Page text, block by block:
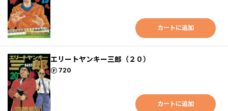
カートに追加
エリートヤンキー三郎（２０）
720
ポイント
カートに追加